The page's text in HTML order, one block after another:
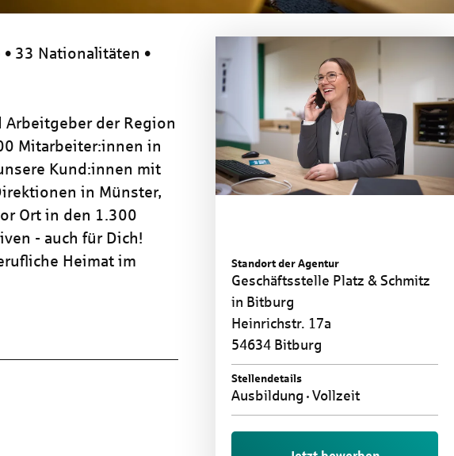
Standort der Agentur
Geschäftsstelle Platz & Schmitz
in Bitburg
Heinrichstr. 17a
54634 Bitburg
Stellendetails
Ausbildung Vollzeit
33 Nationalitäten •
Arbeitgeber der Region
Mitarbeiter:innen in
Kund:innen mit
in Münster,
Ort in den 1.300
- auch für Dich!
Heimat im